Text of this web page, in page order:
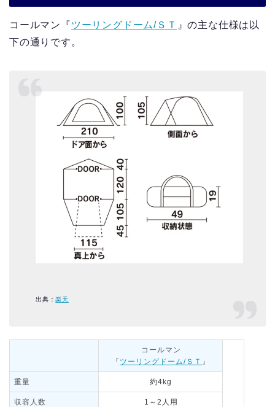
コールマン『ツーリングドーム/ＳＴ 』の主な仕様は以
下の通りです。
出典：楽天
コールマン
『 ツーリングドーム/ＳＴ 』
重量 約4kg
収容人数 1～2人用